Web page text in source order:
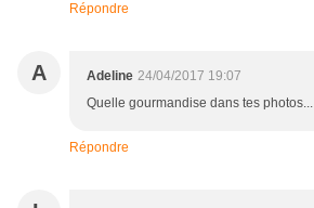
Répondre
A Adeline 24/04/2017 19:07
Quelle gourmandise dans tes photos...
Répondre